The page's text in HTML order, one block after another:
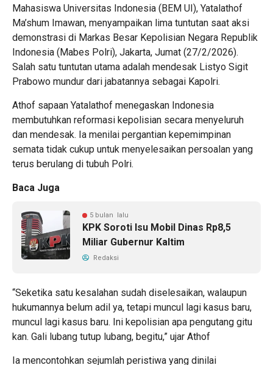
Mahasiswa Universitas Indonesia (BEM UI), Yatalathof
Ma’shum Imawan, menyampaikan lima tuntutan saat aksi
demonstrasi di Markas Besar Kepolisian Negara Republik
Indonesia (Mabes Polri), Jakarta, Jumat (27/2/2026).
Salah satu tuntutan utama adalah mendesak Listyo Sigit
Prabowo mundur dari jabatannya sebagai Kapolri.
Athof sapaan Yatalathof menegaskan Indonesia
membutuhkan reformasi kepolisian secara menyeluruh
dan mendesak. Ia menilai pergantian kepemimpinan
semata tidak cukup untuk menyelesaikan persoalan yang
terus berulang di tubuh Polri.
Baca Juga
5 bulan lalu
KPK Soroti Isu Mobil Dinas Rp8,5
Miliar Gubernur Kaltim
Redaksi
“Seketika satu kesalahan sudah diselesaikan, walaupun
hukumannya belum adil ya, tetapi muncul lagi kasus baru,
muncul lagi kasus baru. Ini kepolisian apa pengutang gitu
kan. Gali lubang tutup lubang, begitu,” ujar Athof
Ia mencontohkan sejumlah peristiwa yang dinilai